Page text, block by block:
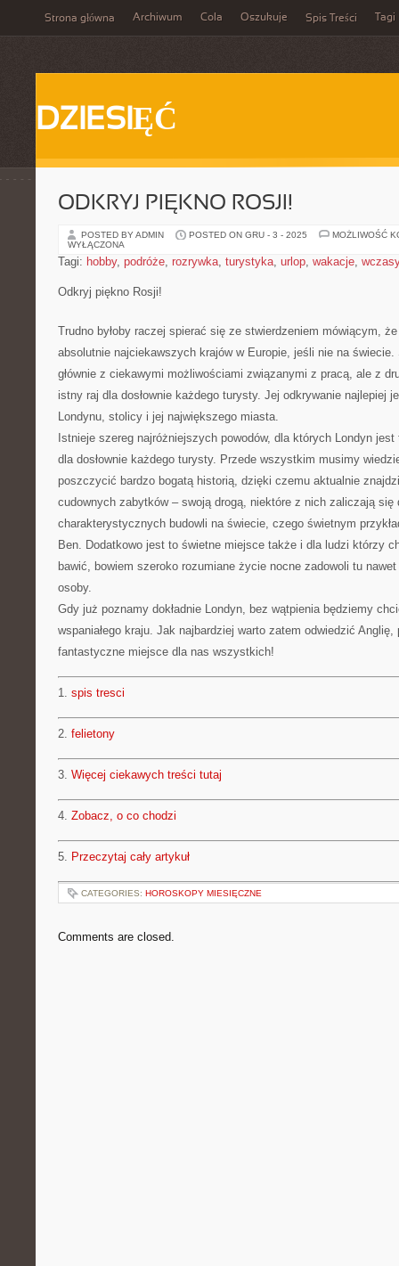
Strona główna Archiwum Cola Oszukuje Spis Treści Tagi
DZIESIĘĆ
ODKRYJ PIĘKNO ROSJI!
POSTED BY ADMIN POSTED ON GRU - 3 - 2025
MOŻLIWOŚĆ
WYŁĄCZONA
Tagi: hobby, podróże, rozrywka, turystyka, urlop, wakacje,
Odkryj piękno Rosji!
Trudno byłoby raczej spierać się ze stwierdzeniem mówiącym,
absolutnie najciekawszych krajów w Europie, jeśli nie na
głównie z ciekawymi możliwościami związanymi z pracą, ale z
istny raj dla dosłownie każdego turysty. Jej odkrywanie najlepiej
Londynu, stolicy i jej największego miasta.
Istnieje szereg najróżniejszych powodów, dla których Londyn
dla dosłownie każdego turysty. Przede wszystkim musimy
poszczycić bardzo bogatą historią, dzięki czemu aktualnie
cudownych zabytków – swoją drogą, niektóre z nich zaliczają się
charakterystycznych budowli na świecie, czego świetnym
Ben. Dodatkowo jest to świetne miejsce także i dla ludzi którzy
bawić, bowiem szeroko rozumiane życie nocne zadowoli tu
osoby.
Gdy już poznamy dokładnie Londyn, bez wątpienia będziemy
wspaniałego kraju. Jak najbardziej warto zatem odwiedzić
fantastyczne miejsce dla nas wszystkich!
1. spis tresci
2. felietony
3. Więcej ciekawych treści tutaj
4. Zobacz, o co chodzi
5. Przeczytaj cały artykuł
CATEGORIES: HOROSKOPY MIESIĘCZNE
Comments are closed.